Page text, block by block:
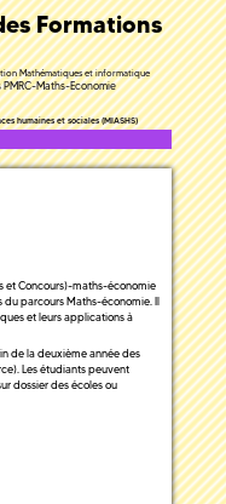
Formations
Mathématiques et informatique
PMRC-Maths-Economie
humaines et sociales (MIASHS)
et Concours)-maths-économie
parcours Maths-économie. Il
et leurs applications à
de la deuxième année des
Les étudiants peuvent
dossier des écoles ou